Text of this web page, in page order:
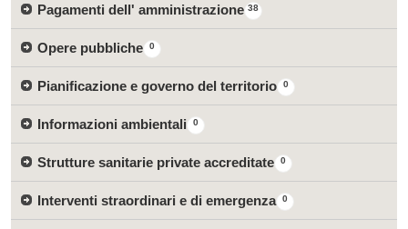
38
Pagamenti dell' amministrazione
0
Opere pubbliche
0
Pianificazione e governo del territorio
0
Informazioni ambientali
0
Strutture sanitarie private accreditate
0
Interventi straordinari e di emergenza